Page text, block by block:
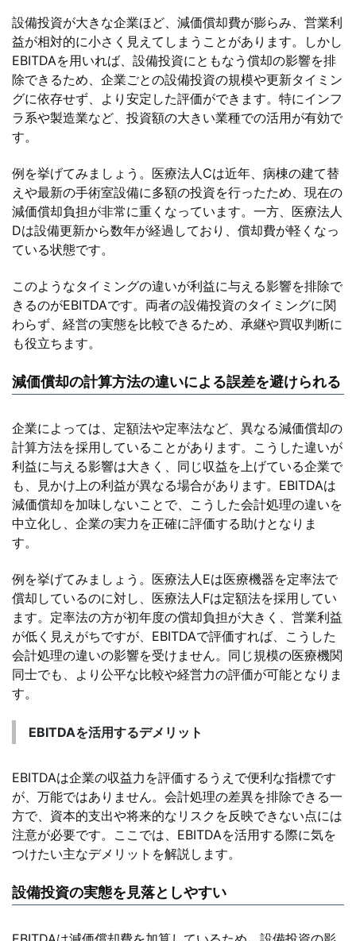
設備投資が大きな企業ほど、減価償却費が膨らみ、営業利
益が相対的に小さく見えてしまうことがあります。しかし
EBITDAを用いれば、設備投資にともなう償却の影響を排
除できるため、企業ごとの設備投資の規模や更新タイミン
グに依存せず、より安定した評価ができます。特にインフ
ラ系や製造業など、投資額の大きい業種での活用が有効で
す。
例を挙げてみましょう。医療法人Cは近年、病棟の建て替
えや最新の手術室設備に多額の投資を行ったため、現在の
減価償却負担が非常に重くなっています。一方、医療法人
Dは設備更新から数年が経過しており、償却費が軽くなっ
ている状態です。
このようなタイミングの違いが利益に与える影響を排除で
きるのがEBITDAです。両者の設備投資のタイミングに関
わらず、経営の実態を比較できるため、承継や買収判断に
も役立ちます。
減価償却の計算方法の違いによる誤差を避けられる
企業によっては、定額法や定率法など、異なる減価償却の
計算方法を採用していることがあります。こうした違いが
利益に与える影響は大きく、同じ収益を上げている企業で
も、見かけ上の利益が異なる場合があります。EBITDAは
減価償却を加味しないことで、こうした会計処理の違いを
中立化し、企業の実力を正確に評価する助けとなりま
す。
例を挙げてみましょう。医療法人Eは医療機器を定率法で
償却しているのに対し、医療法人Fは定額法を採用してい
ます。定率法の方が初年度の償却負担が大きく、営業利益
が低く見えがちですが、EBITDAで評価すれば、こうした
会計処理の違いの影響を受けません。同じ規模の医療機関
同士でも、より公平な比較や経営力の評価が可能となりま
す。
EBITDAを活用するデメリット
EBITDAは企業の収益力を評価するうえで便利な指標です
が、万能ではありません。会計処理の差異を排除できる一
方で、資本的支出や将来的なリスクを反映できない点には
注意が必要です。ここでは、EBITDAを活用する際に気を
つけたい主なデメリットを解説します。
設備投資の実態を見落としやすい